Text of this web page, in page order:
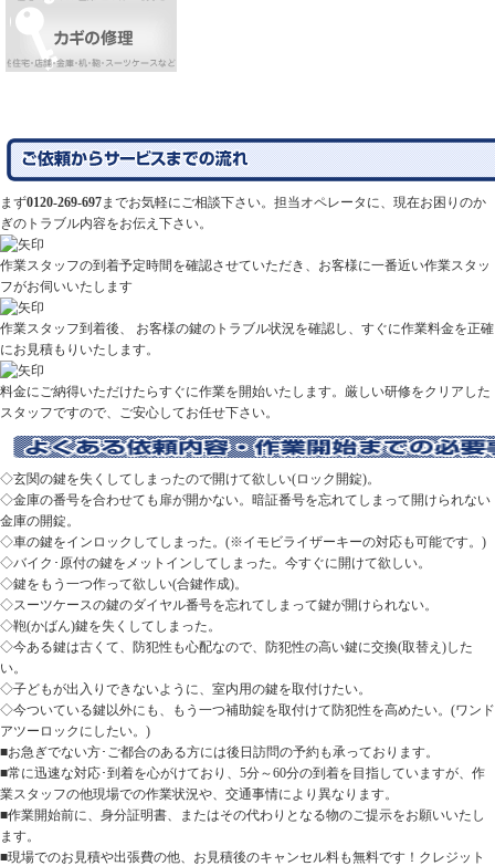
まず0120-269-697までお気軽にご相談下さい。担当オペレータに、現在お困りのか
ぎのトラブル内容をお伝え下さい。
作業スタッフの到着予定時間を確認させていただき、お客様に一番近い作業スタッ
フがお伺いいたします
作業スタッフ到着後、 お客様の鍵のトラブル状況を確認し、すぐに作業料金を正確
にお見積もりいたします。
料金にご納得いただけたらすぐに作業を開始いたします。厳しい研修をクリアした
スタッフですので、ご安心してお任せ下さい。
◇玄関の鍵を失くしてしまったので開けて欲しい(ロック開錠)。
◇金庫の番号を合わせても扉が開かない。暗証番号を忘れてしまって開けられない
金庫の開錠。
◇車の鍵をインロックしてしまった。(※イモビライザーキーの対応も可能です。)
◇バイク･原付の鍵をメットインしてしまった。今すぐに開けて欲しい。
◇鍵をもう一つ作って欲しい(合鍵作成)。
◇スーツケースの鍵のダイヤル番号を忘れてしまって鍵が開けられない。
◇鞄(かばん)鍵を失くしてしまった。
◇今ある鍵は古くて、防犯性も心配なので、防犯性の高い鍵に交換(取替え)した
い。
◇子どもが出入りできないように、室内用の鍵を取付けたい。
◇今ついている鍵以外にも、もう一つ補助錠を取付けて防犯性を高めたい。(ワンド
アツーロックにしたい。)
■お急ぎでない方･ご都合のある方には後日訪問の予約も承っております。
■常に迅速な対応･到着を心がけており、5分～60分の到着を目指していますが、作
業スタッフの他現場での作業状況や、交通事情により異なります。
■作業開始前に、身分証明書、またはその代わりとなる物のご提示をお願いいたし
ます。
■現場でのお見積や出張費の他、お見積後のキャンセル料も無料です！クレジット